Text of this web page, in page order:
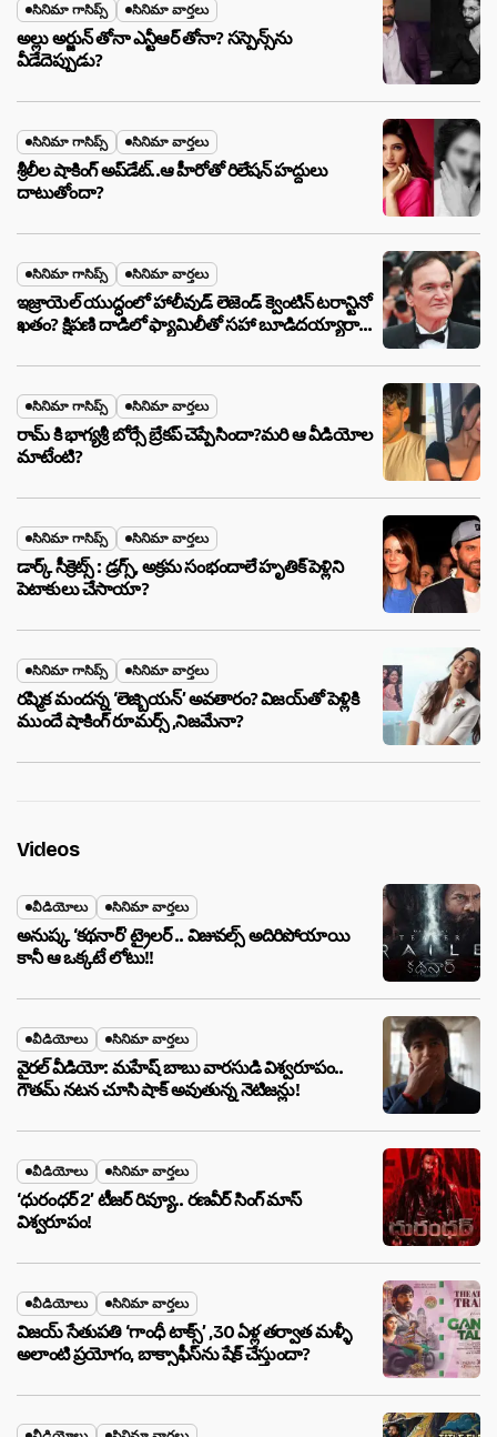
సినిమా గాసిప్స్ సినిమా వార్తలు
అల్లు అర్జున్ తోనా ఎన్టీఆర్ తోనా? సస్పెన్స్‌ను
వీడేదెప్పుడు?
సినిమా గాసిప్స్ సినిమా వార్తలు
శ్రీలీల షాకింగ్ అప్‌డేట్..ఆ హీరోతో రిలేషన్ హద్దులు
దాటుతోందా?
సినిమా గాసిప్స్ సినిమా వార్తలు
ఇజ్రాయెల్ యుద్ధంలో హాలీవుడ్ లెజెండ్ క్వెంటిన్ టరాన్టినో
ఖతం? క్షిపణి దాడిలో ఫ్యామిలీతో సహా బూడిదయ్యారా?
సినిమా గాసిప్స్ సినిమా వార్తలు
రామ్ కి భాగ్యశ్రీ బోర్సే బ్రేకప్ చెప్పేసిందా?మరి ఆ వీడియోల
మాటేంటి?
సినిమా గాసిప్స్ సినిమా వార్తలు
డార్క్ సీక్రెట్స్ : డ్రగ్స్, అక్రమ సంభందాలే హృతిక్ పెళ్లిని
పెటాకులు చేసాయా?
సినిమా గాసిప్స్ సినిమా వార్తలు
రష్మిక మందన్న ‘లెజ్బియన్’ అవతారం? విజయ్‌తో పెళ్లికి
ముందే షాకింగ్ రూమర్స్ ,నిజమేనా?
Videos
వీడియోలు సినిమా వార్తలు
అనుష్క ‘కథనార్’ ట్రైలర్ .. విజువల్స్ అదిరిపోయాయి
కానీ ఆ ఒక్కటే లోటు!!
వీడియోలు సినిమా వార్తలు
వైరల్ వీడియో: మహేష్ బాబు వారసుడి విశ్వరూపం..
గౌతమ్ నటన చూసి షాక్ అవుతున్న నెటిజన్లు!
వీడియోలు సినిమా వార్తలు
‘ధురంధర్ 2’ టీజర్ రివ్యూ.. రణవీర్ సింగ్ మాస్
విశ్వరూపం!
వీడియోలు సినిమా వార్తలు
విజయ్ సేతుపతి ‘గాంధీ టాక్స్’ ,30 ఏళ్ల తర్వాత మళ్ళీ
అలాంటి ప్రయోగం, బాక్సాఫీస్‌ను షేక్ చేస్తుందా?